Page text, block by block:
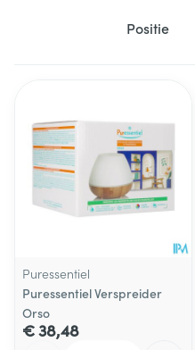
Sorteer op:
Puressentiel
Puressentiel Verspreider
Orso
€ 38,48